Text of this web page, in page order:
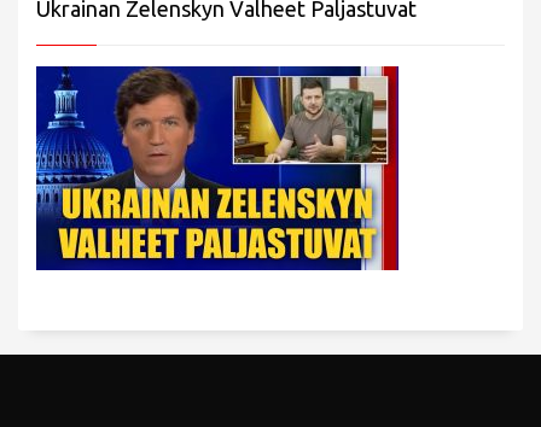
Ukrainan Zelenskyn Valheet Paljastuvat